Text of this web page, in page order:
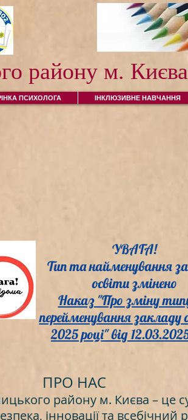
району м. Києва
ПСИХОЛОГА ІНКЛЮЗИВНЕ НАВЧАННЯ
УВАГА!
Тип та найменування
освіти змінено
Наказ "Про зміну
перейменування закладу
2025 році" від
ПРО НАС
району м. Києва – це
інновації та всебічний